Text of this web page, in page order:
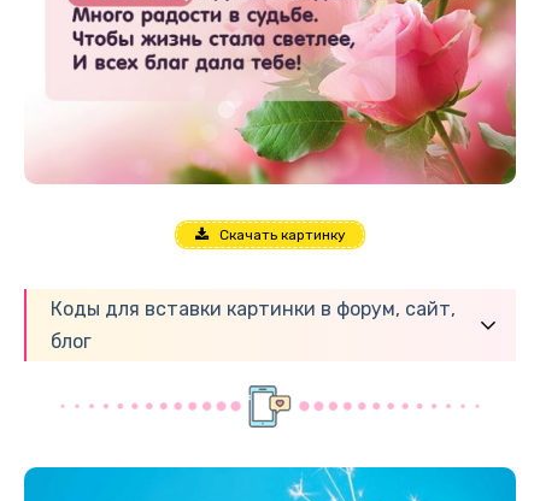
Скачать картинку
Коды для вставки картинки в форум, сайт,
блог